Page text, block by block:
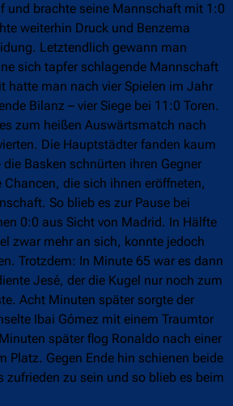
und brachte seine Mannschaft mit 1:0
weiterhin Druck und Benzema
Letztendlich gewann man
sich tapfer schlagende Mannschaft
hatte man nach vier Spielen im Jahr
Bilanz – vier Siege bei 11:0 Toren.
zum heißen Auswärtsmatch nach
Die Hauptstädter fanden kaum
Basken schnürten ihren Gegner
die sich ihnen eröffneten,
So blieb es zur Pause bei
0:0 aus Sicht von Madrid. In Hälfte
zwar mehr an sich, konnte jedoch
Trotzdem: In Minute 65 war es dann
Jesé, der die Kugel nur noch zum
Acht Minuten später sorgte der
Ibai Gómez mit einem Traumtor
später flog Ronaldo nach einer
Platz. Gegen Ende hin schienen beide
zufrieden zu sein und so blieb es beim